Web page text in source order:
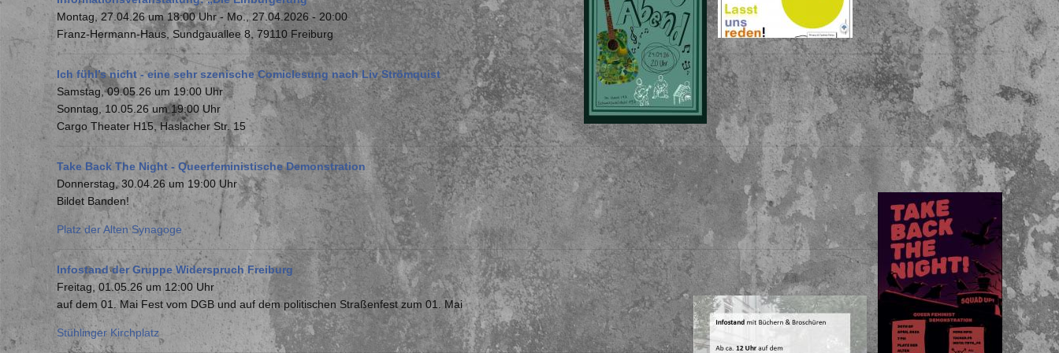
Montag, 27.04.26 um 18:00 Uhr- Mo., 27.04.2026 - 20:00
Franz-Hermann-Haus, Sundgauallee 8, 79110 Freiburg
Ich fühl’s nicht - eine sehr szenische Comiclesung nach Liv Strömquist
Samstag, 09.05.26 um 19:00 Uhr
Sonntag, 10.05.26 um 19:00 Uhr
Cargo Theater H15, Haslacher Str. 15
Take Back The Night - Queerfeministische Demonstration
Donnerstag, 30.04.26 um 19:00 Uhr
Bildet Banden!
Platz der Alten Synagoge
Infostand der Gruppe Widerspruch Freiburg
Freitag, 01.05.26 um 12:00 Uhr
auf dem 01. Mai Fest vom DGB und auf dem politischen Straßenfest zum 01. Mai
Stühlinger Kirchplatz